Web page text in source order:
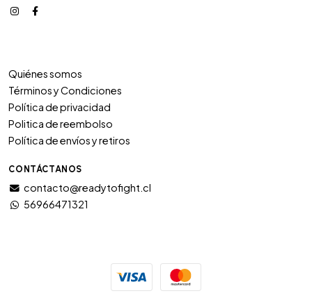
Quiénes somos
Términos y Condiciones
Política de privacidad
Politica de reembolso
Política de envíos y retiros
CONTÁCTANOS
contacto@readytofight.cl
56966471321